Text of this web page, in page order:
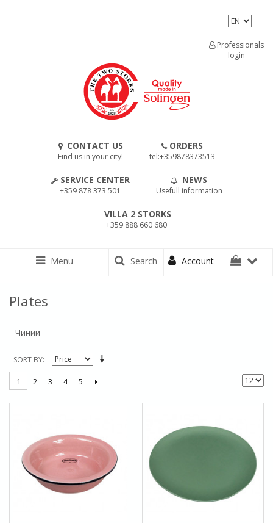
CONTACT US
Find us in your city!
ORDERS
tel:+359878373513
SERVICE CENTER
+359 878 373 501
NEWS
Usefull information
VILLA 2 STORKS
+359 888 660 680
Professionals
login
Menu Search Account
Plates
Чинии
SORT BY
1 2 3 4 5